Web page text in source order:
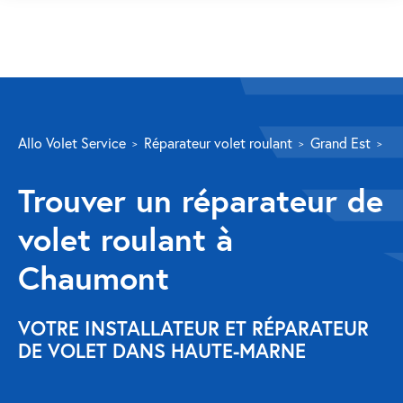
Volet roulant
Réparation
Volet roulant Velux
Au-delà de la fenêtre
Réparation store banne
Réparation portail
Allo Volet Service Réparateur volet roulant Grand Est
Trouver un réparateur de
volet roulant à
Chaumont
VOTRE INSTALLATEUR ET RÉPARATEUR
DE VOLET DANS HAUTE-MARNE